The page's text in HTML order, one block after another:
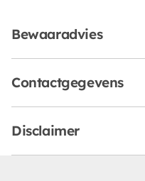
Bewaaradvies
Contactgegevens
Disclaimer